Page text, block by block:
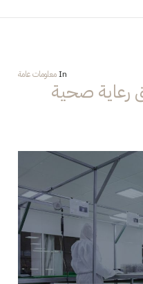
Inمعلومات عامة
رعاية صحية